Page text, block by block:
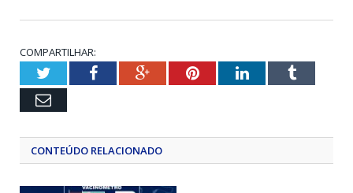
COMPARTILHAR:
TwitterFacebookGoogle+PinterestLinkedInTumblr
Email
CONTEÚDO RELACIONADO